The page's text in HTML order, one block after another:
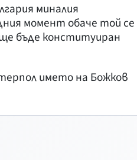
миналия
момент обаче той се
бъде конституиран
името на Божков